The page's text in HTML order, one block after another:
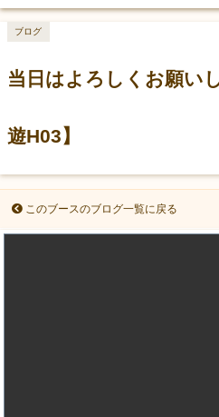
当日はよろしくお願い
遊H03】
ブログ
このブースのブログ一覧に戻る